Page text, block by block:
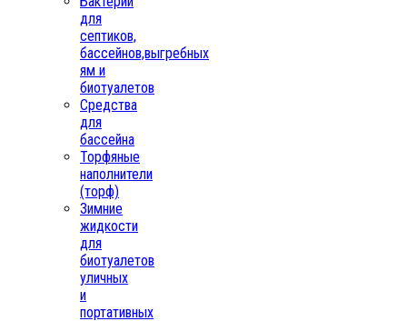
для
септиков,
бассейнов,выгребных
ям и
биотуалетов
Средства
для
бассейна
Торфяные
наполнители
(торф)
Зимние
жидкости
для
биотуалетов
уличных
и
портативных